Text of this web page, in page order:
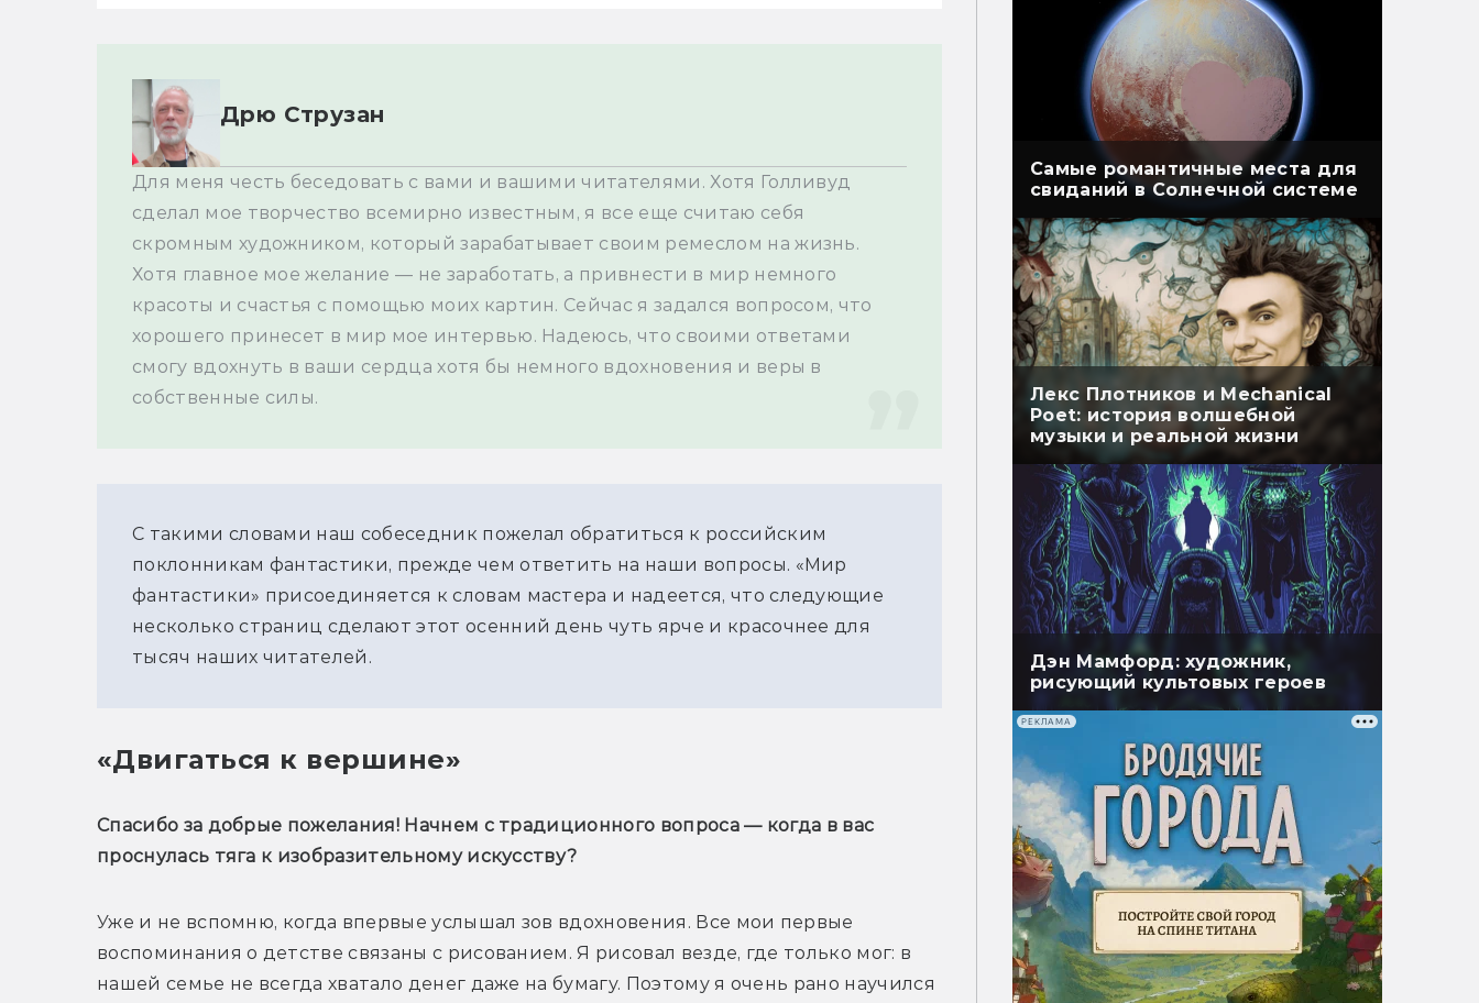
Дрю Струзан
Для меня честь беседовать с вами и вашими читателями. Хотя Голливуд
сделал мое творчество всемирно известным, я все еще считаю себя
скромным художником, который зарабатывает своим ремеслом на жизнь.
Хотя главное мое желание — не заработать, а привнести в мир немного
красоты и счастья с помощью моих картин. Сейчас я задался вопросом, что
хорошего принесет в мир мое интервью. Надеюсь, что своими ответами
смогу вдохнуть в ваши сердца хотя бы немного вдохновения и веры в
собственные силы.
С такими словами наш собеседник пожелал обратиться к российским
поклонникам фантастики, прежде чем ответить на наши вопросы. «Мир
фантастики» присоединяется к словам мастера и надеется, что следующие
несколько страниц сделают этот осенний день чуть ярче и красочнее для
тысяч наших читателей.
«Двигаться к вершине»
Спасибо за добрые пожелания! Начнем с традиционного вопроса — когда в вас
проснулась тяга к изобразительному искусству?
Уже и не вспомню, когда впервые услышал зов вдохновения. Все мои первые
воспоминания о детстве связаны с рисованием. Я рисовал везде, где только мог: в
нашей семье не всегда хватало денег даже на бумагу. Поэтому я очень рано научился
Самые романтичные места для
свиданий в Солнечной системе
Лекс Плотников и Mechanical
Poet: история волшебной
музыки и реальной жизни
Дэн Мамфорд: художник,
рисующий культовых героев
РЕКЛАМА